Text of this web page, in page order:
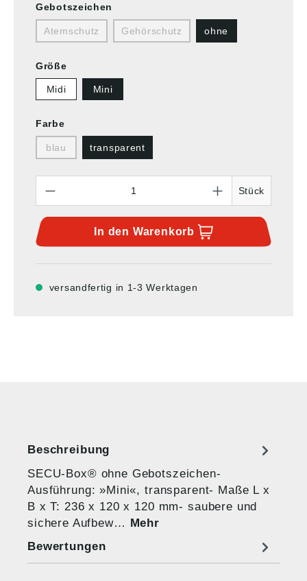
Gebotszeichen
Atemschutz Gehörschutz ohne
Größe
Midi Mini
Farbe
blau transparent
Stück
In den Warenkorb
versandfertig in 1-3 Werktagen
Beschreibung
SECU-Box® ohne Gebotszeichen-
Ausführung: »Mini«, transparent- Maße L x
B x T: 236 x 120 x 120 mm- saubere und
sichere Aufbew… Mehr
Bewertungen